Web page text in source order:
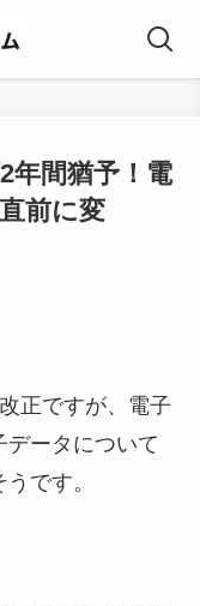
年間猶予！電
前に変
正ですが、電子
データについて
です。